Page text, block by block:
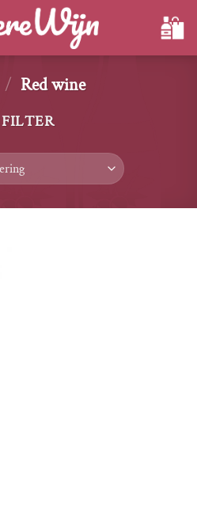
/ Red wine
FILTER